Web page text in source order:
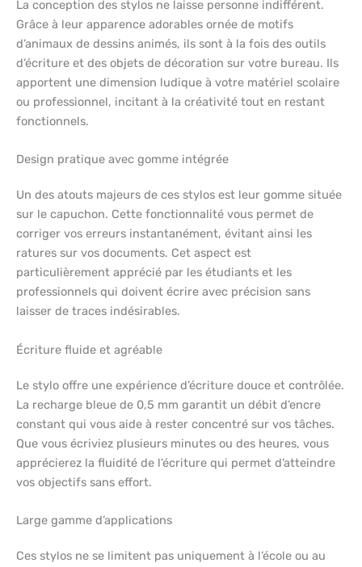
La conception des stylos ne laisse personne indifférent.
Grâce à leur apparence adorables ornée de motifs
d’animaux de dessins animés, ils sont à la fois des outils
d’écriture et des objets de décoration sur votre bureau. Ils
apportent une dimension ludique à votre matériel scolaire
ou professionnel, incitant à la créativité tout en restant
fonctionnels.
Design pratique avec gomme intégrée
Un des atouts majeurs de ces stylos est leur gomme située
sur le capuchon. Cette fonctionnalité vous permet de
corriger vos erreurs instantanément, évitant ainsi les
ratures sur vos documents. Cet aspect est
particulièrement apprécié par les étudiants et les
professionnels qui doivent écrire avec précision sans
laisser de traces indésirables.
Écriture fluide et agréable
Le stylo offre une expérience d’écriture douce et contrôlée.
La recharge bleue de 0,5 mm garantit un débit d’encre
constant qui vous aide à rester concentré sur vos tâches.
Que vous écriviez plusieurs minutes ou des heures, vous
apprécierez la fluidité de l’écriture qui permet d’atteindre
vos objectifs sans effort.
Large gamme d’applications
Ces stylos ne se limitent pas uniquement à l’école ou au